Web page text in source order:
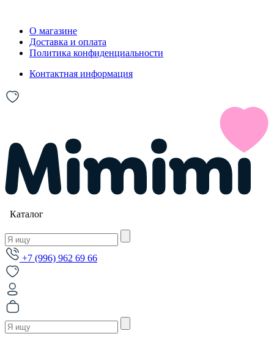
О магазине
Доставка и оплата
Политика конфиденциальности
Контактная информация
Каталог
+7 (996) 962 69 66